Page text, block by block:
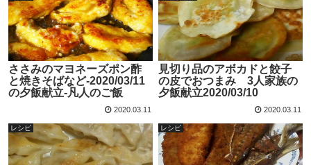
ささみのマヨネーズポン酢
と焼きそばなど-2020/03/11
の夕飯献立-凡人のご飯
2020.03.11
見切り品のアボカドと餃子
の皮でおつまみ 3人家族の
夕飯献立2020/03/10
2020.03.11
レシピ レシピ